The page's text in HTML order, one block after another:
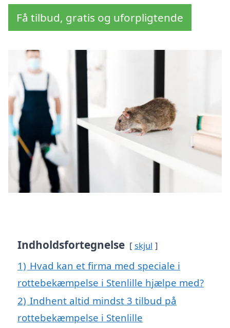
Få tilbud, gratis og uforpligtende
Indholdsfortegnelse skjul
1) Hvad kan et firma med speciale i
rottebekæmpelse i Stenlille hjælpe med?
2) Indhent altid mindst 3 tilbud på
rottebekæmpelse i Stenlille